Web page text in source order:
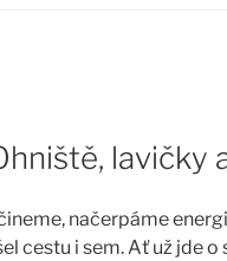
lavičky
načerpáme
cestu i sem. Ať už jde